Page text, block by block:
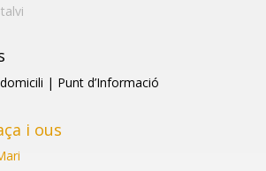
| Punt d’Informació
i ous